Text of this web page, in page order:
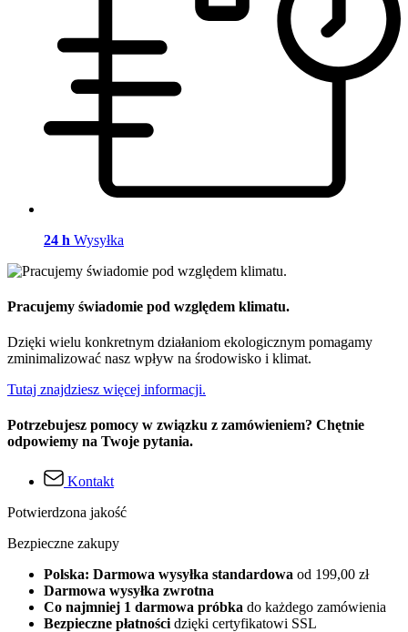
24 h Wysyłka
Pracujemy świadomie pod względem klimatu.
Dzięki wielu konkretnym działaniom ekologicznym pomagamy
zminimalizować nasz wpływ na środowisko i klimat.
Tutaj znajdziesz więcej informacji.
Potrzebujesz pomocy w związku z zamówieniem? Chętnie
odpowiemy na Twoje pytania.
Kontakt
Potwierdzona jakość
Bezpieczne zakupy
Polska: Darmowa wysyłka standardowa od 199,00 zł
Darmowa wysyłka zwrotna
Co najmniej 1 darmowa próbka do każdego zamówienia
Bezpieczne płatności dzięki certyfikatowi SSL